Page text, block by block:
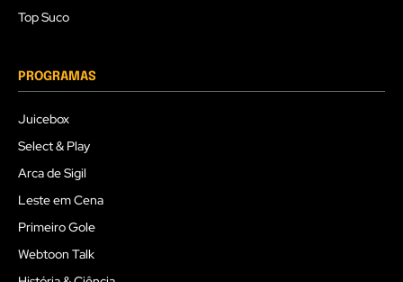
Top Suco
PROGRAMAS
Juicebox
Select & Play
Arca de Sigil
Leste em Cena
Primeiro Gole
Webtoon Talk